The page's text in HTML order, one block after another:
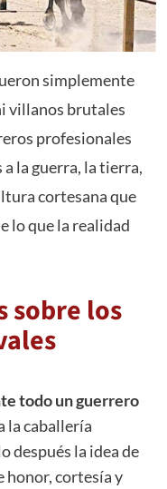
simplemente
villanos brutales
profesionales
la guerra, la tierra,
cortesana que
lo que la realidad
sobre los
todo un guerrero
la caballería
después la idea de
honor, cortesía y